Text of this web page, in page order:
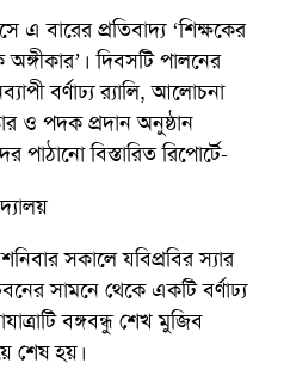
এ বারের প্রতিবাদ্য ‘শিক্ষকের
দিবসটি পালনের
বর্ণাঢ্য র‌্যালি, আলোচনা
ও পদক প্রদান অনুষ্ঠান
বিস্তারিত রিপোর্টে-
সকালে যবিপ্রবির স্যার
সামনে থেকে একটি বর্ণাঢ্য
বঙ্গবন্ধু শেখ মুজিব
শেষ হয়।